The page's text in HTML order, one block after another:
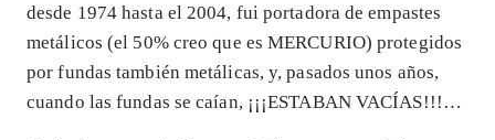
desde 1974 hasta el 2004, fui portadora de empastes
metálicos (el 50% creo que es MERCURIO) protegidos
por fundas también metálicas, y, pasados unos años,
cuando las fundas se caían, ¡¡¡ESTABAN VACÍAS!!!…